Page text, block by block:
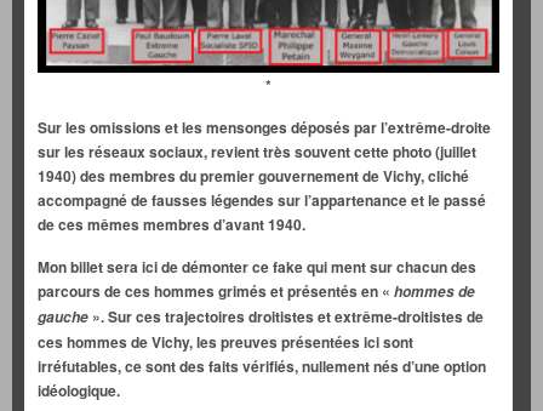
*
Sur les omissions et les mensonges déposés par l’extrême-droite
sur les réseaux sociaux, revient très souvent cette photo (juillet
1940) des membres du premier gouvernement de Vichy, cliché
accompagné de fausses légendes sur l’appartenance et le passé
de ces mêmes membres d’avant 1940.
Mon billet sera ici de démonter ce fake qui ment sur chacun des
parcours de ces hommes grimés et présentés en « hommes de
gauche ». Sur ces trajectoires droitistes et extrême-droitistes de
ces hommes de Vichy, les preuves présentées ici sont
irréfutables, ce sont des faits vérifiés, nullement nés d’une option
idéologique.